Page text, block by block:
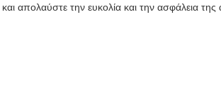
απολαύστε την ευκολία και την ασφάλεια